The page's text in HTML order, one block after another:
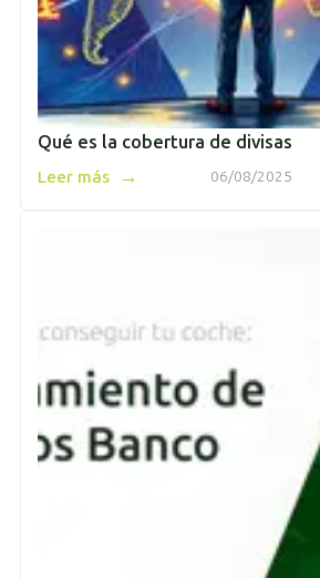
Qué es la cobertura de divisas
06/08/2025
Leer más →